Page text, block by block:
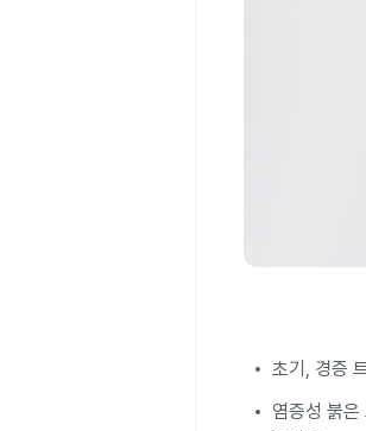
초기, 경증
염증성 붉